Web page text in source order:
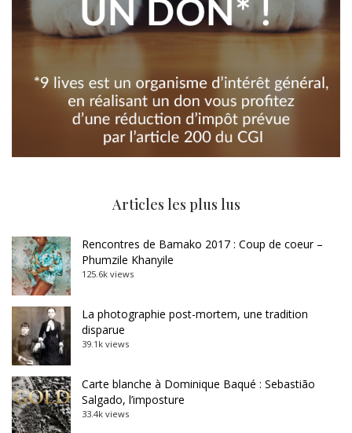
Articles les plus lus
Rencontres de Bamako 2017 : Coup de coeur –
Phumzile Khanyile
125.6k views
La photographie post-mortem, une tradition
disparue
39.1k views
Carte blanche à Dominique Baqué : Sebastião
Salgado, l’imposture
33.4k views